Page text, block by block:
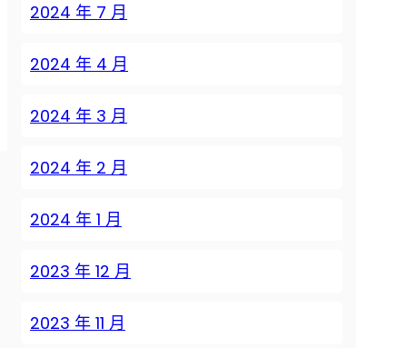
2024 年 7 月
2024 年 4 月
2024 年 3 月
2024 年 2 月
2024 年 1 月
2023 年 12 月
2023 年 11 月